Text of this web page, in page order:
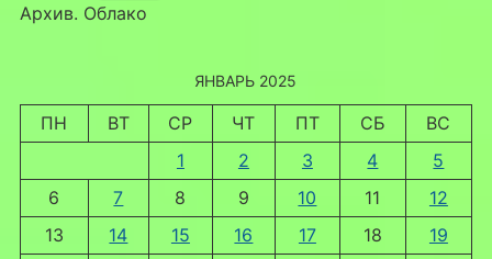
Архив. Облако
ЯНВАРЬ 2025
ПН ВТ СР ЧТ ПТ СБ
ВС
1
2 3 4
5
6
7 8 9 10 11
12
13
14 15 16 17 18
19